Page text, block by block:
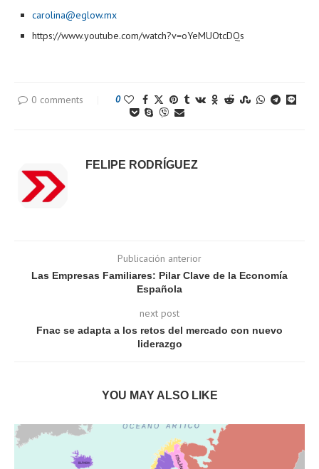
carolina@eglow.mx
https://www.youtube.com/watch?v=oYeMUOtcDQs
0 comments 0
FELIPE RODRÍGUEZ
Publicación anterior
Las Empresas Familiares: Pilar Clave de la Economía
Española
next post
Fnac se adapta a los retos del mercado con nuevo
liderazgo
YOU MAY ALSO LIKE